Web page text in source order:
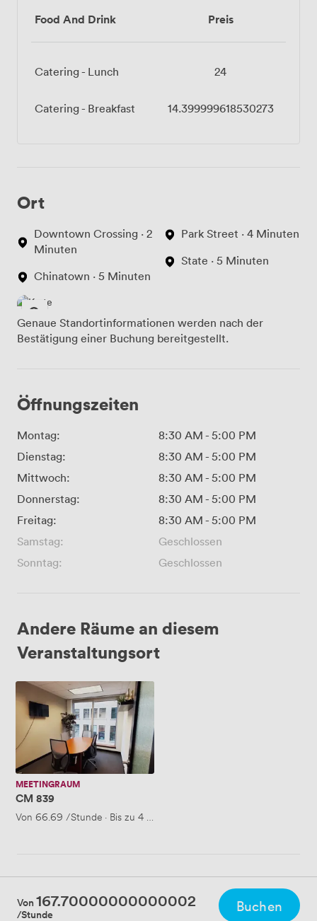
Food And Drink Preis
Catering - Lunch 24
Catering - Breakfast 14.399999618530273
Ort
Downtown Crossing · 2
Minuten
Chinatown · 5 Minuten
Park Street · 4 Minuten
State · 5 Minuten
Genaue Standortinformationen werden nach der
Bestätigung einer Buchung bereitgestellt.
Öffnungszeiten
Montag: 8:30 AM - 5:00 PM
Dienstag:
8:30 AM - 5:00 PM
Mittwoch:
8:30 AM - 5:00 PM
Donnerstag:
8:30 AM - 5:00 PM
Freitag:
8:30 AM - 5:00 PM
Samstag:
Geschlossen
Sonntag:
Geschlossen
Andere Räume an diesem
Veranstaltungsort
CM
839
MEETINGRAUM
CM 839
Von 66.69 /Stunde · Bis zu 4 Personen
Von 167.70000000000002
/Stunde Buchen